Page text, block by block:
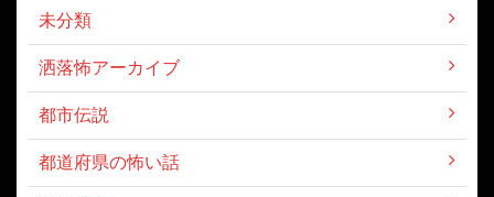
未分類
洒落怖アーカイブ
都市伝説
都道府県の怖い話